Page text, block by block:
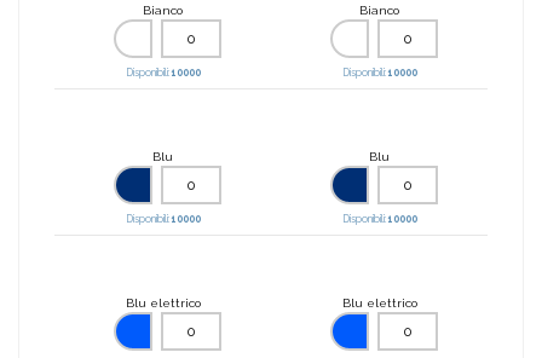
Bianco
Disponibili:10000
Blu
Disponibili:10000
Blu elettrico
Bianco
Disponibili:10000
Blu
Disponibili:10000
Blu elettrico